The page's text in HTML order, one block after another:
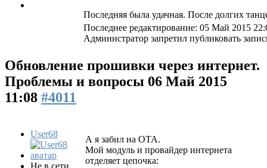
Последняя была удачная. После долгих
Последнее редактирование: 05 Май 2015
Администратор запретил публиковать
Обновление прошивки через интернет.
Проблемы и вопросы 06 Май 2015
11:08 #4011
User68
Не в сети
А я забил на ОТА.
Мой модуль и провайдер интернета
отделяет цепочка: